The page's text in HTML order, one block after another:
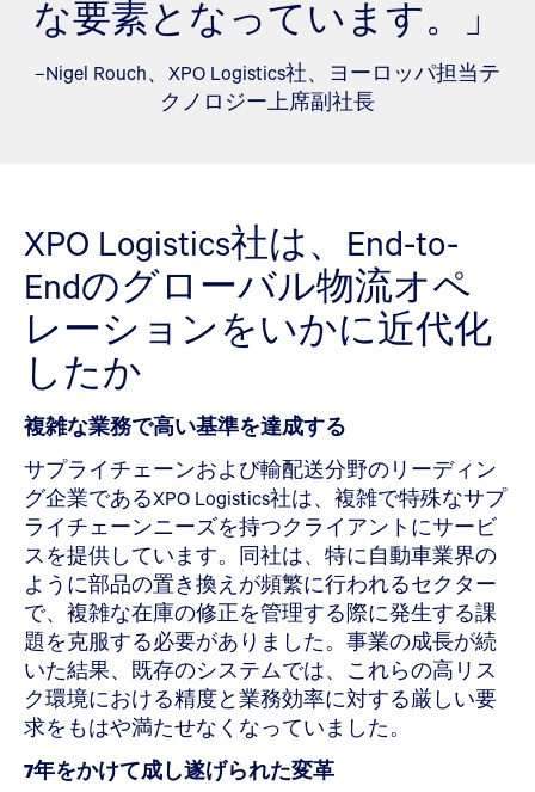
な要素となっています。」
–Nigel Rouch、XPO Logistics社、ヨーロッパ担当テ
クノロジー上席副社長
XPO Logistics社は、End-to-
Endのグローバル物流オペ
レーションをいかに近代化
したか
複雑な業務で高い基準を達成する
サプライチェーンおよび輸配送分野のリーディン
グ企業であるXPO Logistics社は、複雑で特殊なサプ
ライチェーンニーズを持つクライアントにサービ
スを提供しています。同社は、特に自動車業界の
ように部品の置き換えが頻繁に行われるセクター
で、複雑な在庫の修正を管理する際に発生する課
題を克服する必要がありました。事業の成長が続
いた結果、既存のシステムでは、これらの高リス
ク環境における精度と業務効率に対する厳しい要
求をもはや満たせなくなっていました。
7年をかけて成し遂げられた変革